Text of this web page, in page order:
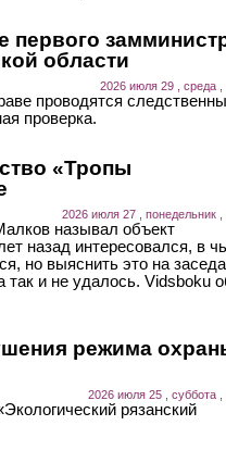
первого
области
2026 июля 29 , среда ,
проводятся
проверка.
«Тропы
2026 июля 27 , понедельник ,
называл объект
назад интересовался, в
но выяснить это на
так и не удалось. Vidsboku
режима
2026 июля 25 , суббота ,
рязанский